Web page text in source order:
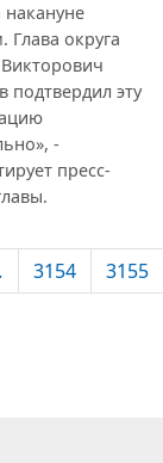
накануне
Глава округа
подтвердил эту
-
пресс-
3154 3155